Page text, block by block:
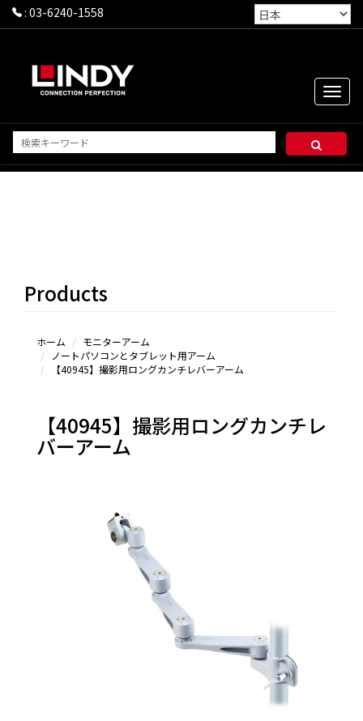
: 03-6240-1558
Toggle
Products
ホーム
モニターアーム
ノートパソコンとタブレット用アーム
【40945】撮影用ロングカンチレバーアーム
【40945】撮影用ロングカンチレ
バーアーム